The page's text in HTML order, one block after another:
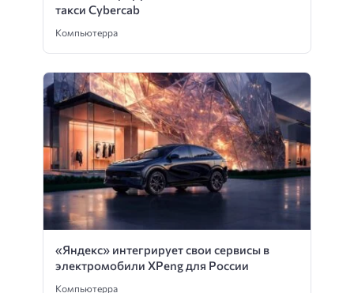
такси Cybercab
Компьютерра
«Яндекс» интегрирует свои сервисы в
электромобили XPeng для России
Компьютерра